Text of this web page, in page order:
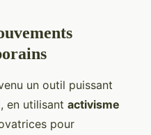
un outil puissant
en utilisant activisme
pour